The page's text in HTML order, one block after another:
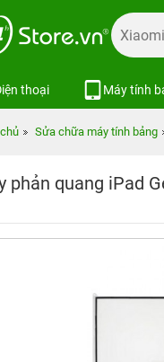
thoại Máy tính
Sửa chữa máy tính bảng
phản quang iPad